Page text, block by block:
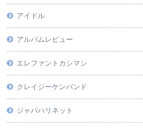
アイドル
アルバムレビュー
エレファントカシマシ
クレイジーケンバンド
ジャパハリネット